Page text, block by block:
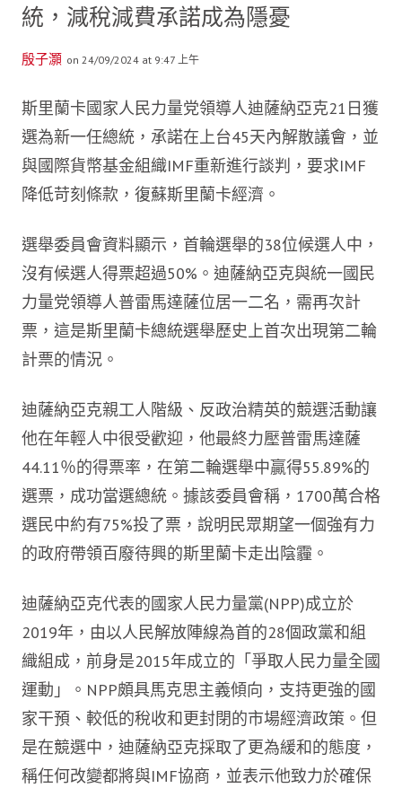
統，減稅減費承諾成為隱憂
殷子灝 on 24/09/2024 at 9:47 上午
斯里蘭卡國家人民力量党領導人迪薩納亞克21日獲
選為新一任總統，承諾在上台45天內解散議會，並
與國際貨幣基金組織IMF重新進行談判，要求IMF
降低苛刻條款，復蘇斯里蘭卡經濟。
選舉委員會資料顯示，首輪選舉的38位候選人中，
沒有候選人得票超過50%。迪薩納亞克與統一國民
力量党領導人普雷馬達薩位居一二名，需再次計
票，這是斯里蘭卡總統選舉歷史上首次出現第二輪
計票的情況。
迪薩納亞克親工人階級、反政治精英的競選活動讓
他在年輕人中很受歡迎，他最終力壓普雷馬達薩
44.11％的得票率，在第二輪選舉中贏得55.89%的
選票，成功當選總統。據該委員會稱，1700萬合格
選民中約有75%投了票，說明民眾期望一個強有力
的政府帶領百廢待興的斯里蘭卡走出陰霾。
迪薩納亞克代表的國家人民力量黨(NPP)成立於
2019年，由以人民解放陣線為首的28個政黨和組
織組成，前身是2015年成立的「爭取人民力量全國
運動」。NPP頗具馬克思主義傾向，支持更強的國
家干預、較低的稅收和更封閉的市場經濟政策。但
是在競選中，迪薩納亞克採取了更為緩和的態度，
稱任何改變都將與IMF協商，並表示他致力於確保